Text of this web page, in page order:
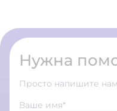
Нужна
Просто напишите нам
Ваше имя*